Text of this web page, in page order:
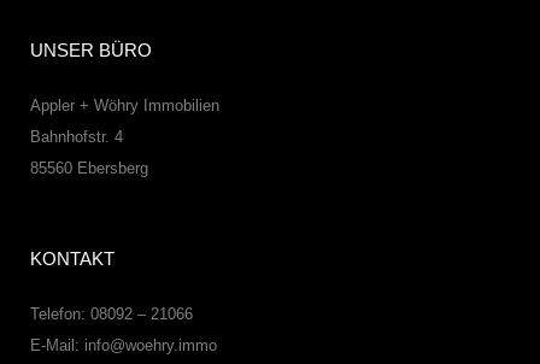
UNSER BÜRO
Appler + Wöhry Immobilien
Bahnhofstr. 4
85560 Ebersberg
KONTAKT
Telefon: 08092 – 21066
E-Mail: info@woehry.immo